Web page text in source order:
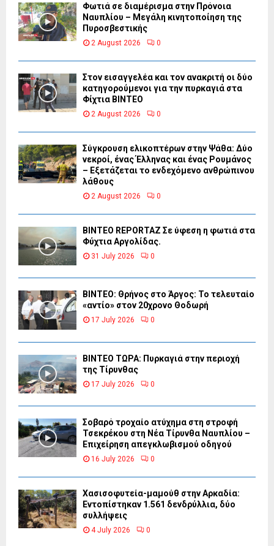
Φωτιά σε διαμέρισμα στην Πρόνοια
Ναυπλίου – Μεγάλη κινητοποίηση της
Πυροσβεστικής
2 August 2026 0
Στον εισαγγελέα και τον ανακριτή οι δύο
κατηγορούμενοι για την πυρκαγιά στα
Φίχτια ΒΙΝΤΕΟ
2 August 2026 0
Σύγκρουση ελικοπτέρων στην Ψάθα: Δύο
νεκροί, ένας Έλληνας και ένας Ρουμάνος
– Εξετάζεται το ενδεχόμενο ανθρώπινου
λάθους
2 August 2026 0
BINTEO REPORTAZ Σε ύφεση η φωτιά στα
Φύχτια Αργολίδας.
31 July 2026 0
ΒΙΝΤΕΟ: Θρήνος στο Άργος: Το τελευταίο
«αντίο» στον 20χρονο Θοδωρή
17 July 2026 0
ΒΙΝΤΕΟ ΤΩΡΑ: Πυρκαγιά στην περιοχή
της Τίρυνθας
17 July 2026 0
Σοβαρό τροχαίο ατύχημα στη στροφή
Τσεκρέκου στη Νέα Τίρυνθα Ναυπλίου –
Επιχείρηση απεγκλωβισμού οδηγού
16 July 2026 0
Χασισοφυτεία-μαμούθ στην Αρκαδία:
Εντοπίστηκαν 1.561 δενδρύλλια, δύο
συλλήψεις
4 July 2026 0